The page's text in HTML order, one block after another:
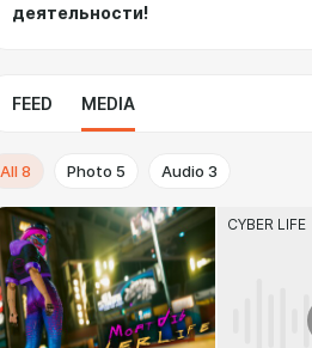
деятельности!
FEED MEDIA
All 8 Photo 5 Audio 3
CYBER LIFE